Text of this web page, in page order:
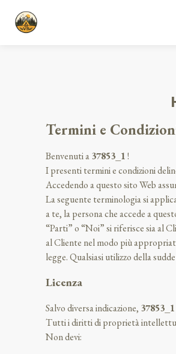
Termini e
Benvenuti a37853_1!
I presenti termini e condizioni
Accedendo a questo sito Web
La seguente terminologia si
a te, la persona che accede a
“Parti” o “Noi” si riferisce sia al
al Cliente nel modo più
legge. Qualsiasi utilizzo della
Licenza
Salvo diversa indicazione, 37853_1
Tutti i diritti di proprietà
Non devi: